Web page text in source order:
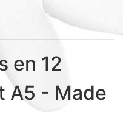
en 12
A5 - Made